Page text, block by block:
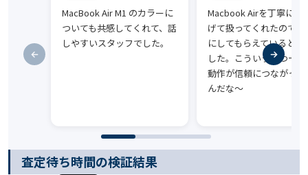
MacBook Air M1 のカラーに
ついても共感してくれて、話
しやすいスタッフでした。
Macbook Airを丁寧に持
げて扱ってくれたので、
にしてもらえていると感
した。こういう一つ一
動作が信頼につながって
んだな〜
査定待ち時間の検証結果